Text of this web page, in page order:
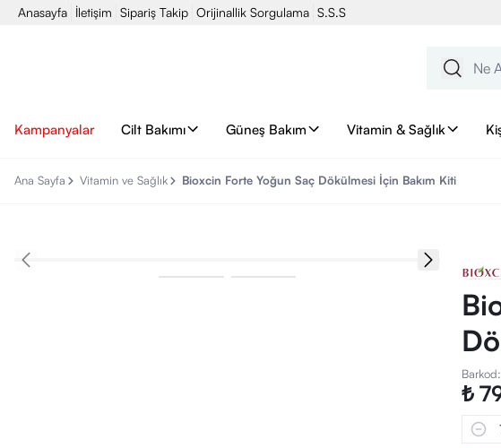
Anasayfa İletişim Sipariş Takip Orijinallik Sorgulama S.S.S
Kampanyalar Cilt Bakımı Güneş Bakım Vitamin & Sağlık
Ana Sayfa Vitamin ve Sağlık Bioxcin Forte Yoğun Saç Dökülmesi İçin Bakım Kiti
Barkod:
₺